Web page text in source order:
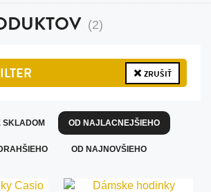
(2)
ZRUŠIŤ
OD NAJLACNEJŠIEHO
OD NAJNOVŠIEHO